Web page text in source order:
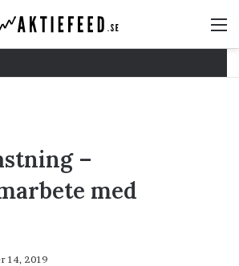
Day
–
med
14, 2019